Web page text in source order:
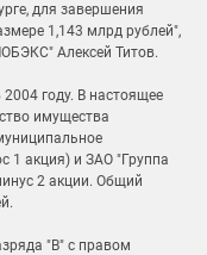
для завершения
1,143 млрд рублей",
Алексей Титов.
году. В настоящее
имущества
1 акция) и ЗАО "Группа
2 акции. Общий
"В" с правом